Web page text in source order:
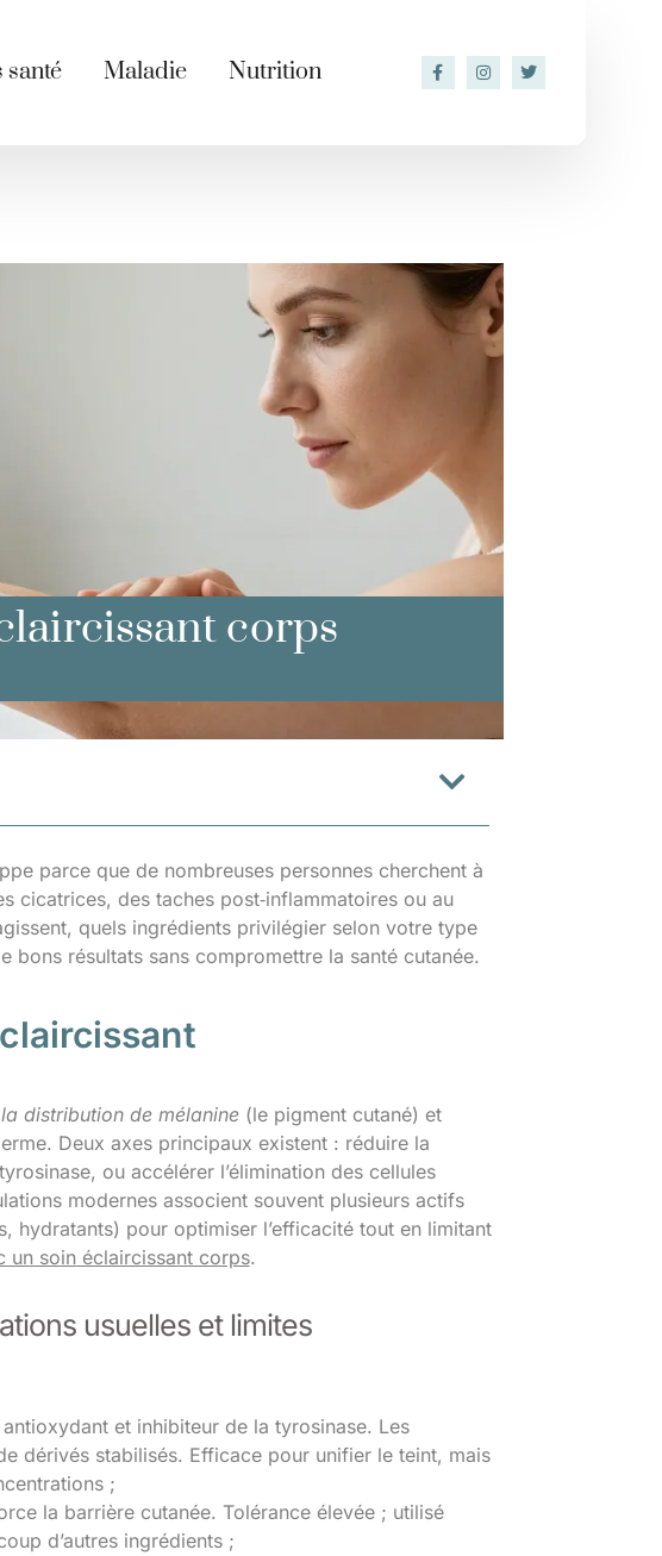
santé Maladie Nutrition
corps
parce que de nombreuses personnes cherchent à
cicatrices, des taches post‑inflammatoires ou au
quels ingrédients privilégier selon votre type
bons résultats sans compromettre la santé cutanée.
distribution de mélanine (le pigment cutané) et
Deux axes principaux existent : réduire la
ou accélérer l’élimination des cellules
modernes associent souvent plusieurs actifs
hydratants) pour optimiser l’efficacité tout en limitant
un soin éclaircissant corps.
usuelles et limites
et inhibiteur de la tyrosinase. Les
dérivés stabilisés. Efficace pour unifier le teint, mais
;
la barrière cutanée. Tolérance élevée ; utilisé
d’autres ingrédients ;